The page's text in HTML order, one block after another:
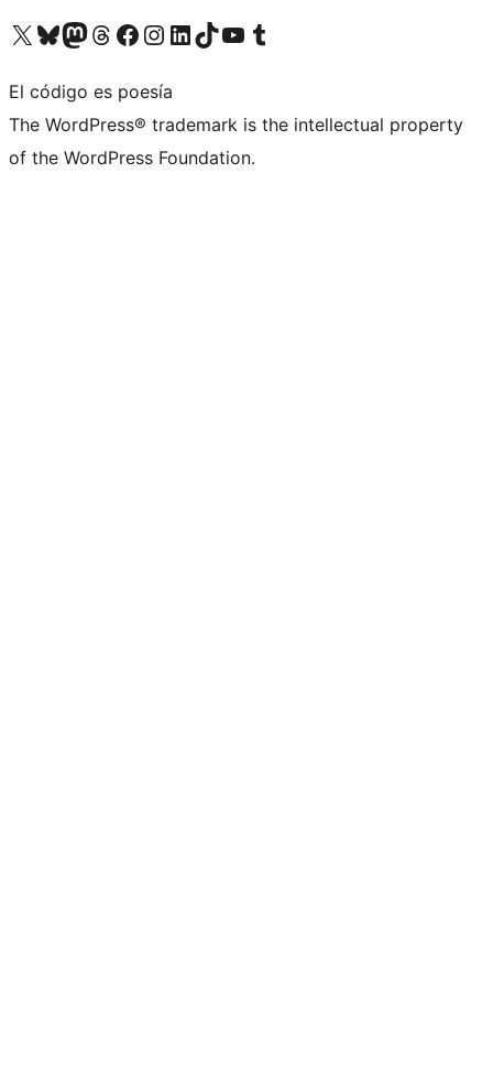
Visita nuestra cuenta de X (anteriormente Twitter)
Visita nuestra cuenta de Bluesky
Visita nuestra cuenta de Mastodon
Visita nuestra cuenta de Threads
Visita nuestra página de Facebook
Visita nuestra cuenta de Instagram
Visita nuestra cuenta de LinkedIn
Visita nuestra cuenta de TikTok
Visita nuestro canal de YouTube
Visita nuestra cuenta de Tumblr
El código es poesía
The WordPress® trademark is the intellectual property
of the WordPress Foundation.